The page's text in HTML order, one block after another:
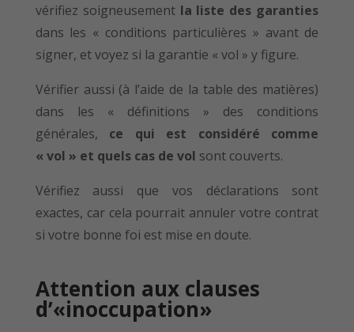
vérifiez soigneusement la liste des garanties
dans les « conditions particulières » avant de
signer, et voyez si la garantie « vol » y figure.
Vérifier aussi (à l’aide de la table des matières)
dans les « définitions » des conditions
générales, ce qui est considéré comme
« vol » et quels cas de vol sont couverts.
Vérifiez aussi que vos déclarations sont
exactes, car cela pourrait annuler votre contrat
si votre bonne foi est mise en doute.
Attention aux clauses
d’«inoccupation»